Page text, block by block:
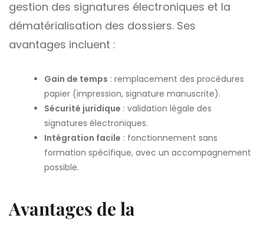
gestion des signatures électroniques et la
dématérialisation des dossiers. Ses
avantages incluent :
Gain de temps : remplacement des procédures
papier (impression, signature manuscrite).
Sécurité juridique : validation légale des
signatures électroniques.
Intégration facile : fonctionnement sans
formation spécifique, avec un accompagnement
possible.
Avantages de la